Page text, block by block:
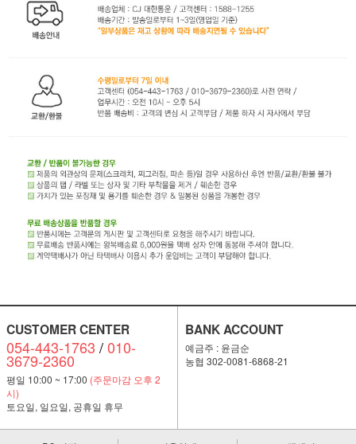
CUSTOMER CENTER
054-443-1763 /010-
3679-2360
평일 10:00 ~ 17:00 (주문마감 오후 2
시)
토요일, 일요일, 공휴일 휴무
BANK ACCOUNT
예금주 : 윤금순
농협 302-0081-6868-21